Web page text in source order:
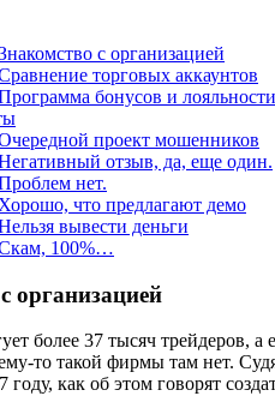
с организацией
торговых аккаунтов
бонусов и лояльности
проект мошенников
отзыв, да, еще один.
нет.
Хорошо, что предлагают демо
вывести деньги
100%…
организацией
более 37 тысяч трейдеров,
то такой фирмы там нет.
году, как об этом говорят